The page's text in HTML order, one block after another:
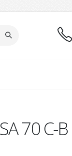
70 C-B